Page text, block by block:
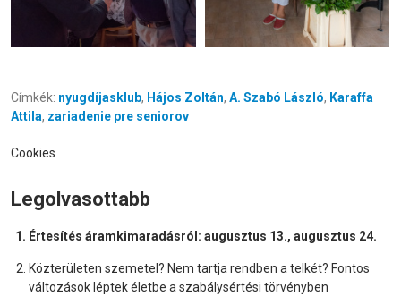
Címkék: nyugdíjasklub, Hájos Zoltán, A. Szabó László, Karaffa
Attila, zariadenie pre seniorov
Cookies
Legolvasottabb
Értesítés áramkimaradásról: augusztus 13., augusztus 24.
Közterületen szemetel? Nem tartja rendben a telkét? Fontos
változások léptek életbe a szabálysértési törvényben